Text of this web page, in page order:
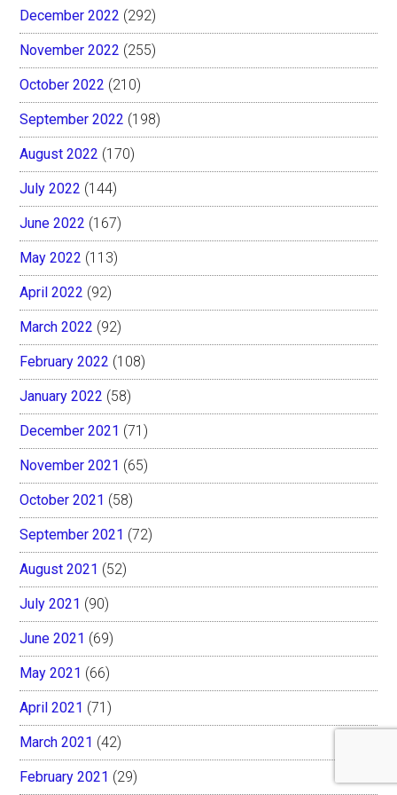
December 2022 (292)
November 2022 (255)
October 2022 (210)
September 2022 (198)
August 2022 (170)
July 2022 (144)
June 2022 (167)
May 2022 (113)
April 2022 (92)
March 2022 (92)
February 2022 (108)
January 2022 (58)
December 2021 (71)
November 2021 (65)
October 2021 (58)
September 2021 (72)
August 2021 (52)
July 2021 (90)
June 2021 (69)
May 2021 (66)
April 2021 (71)
March 2021 (42)
February 2021 (29)